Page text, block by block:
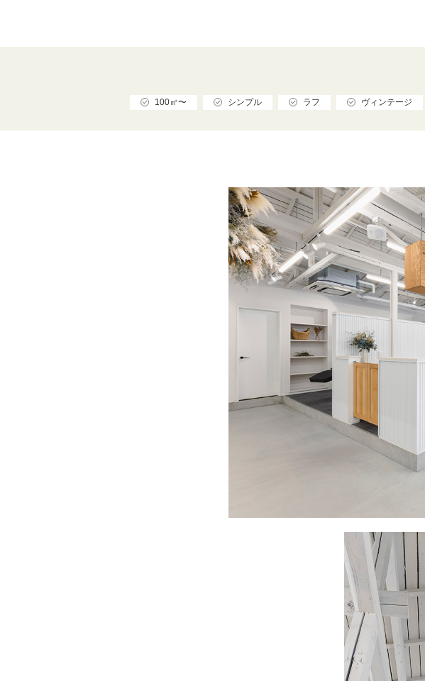
100㎡〜 シンプル ラフ ヴィンテージ